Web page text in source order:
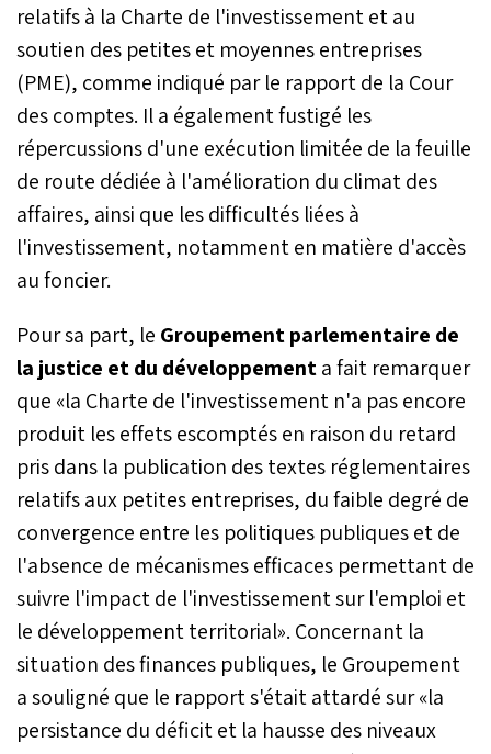
relatifs à la Charte de l'investissement et au
soutien des petites et moyennes entreprises
(PME), comme indiqué par le rapport de la Cour
des comptes. Il a également fustigé les
répercussions d'une exécution limitée de la feuille
de route dédiée à l'amélioration du climat des
affaires, ainsi que les difficultés liées à
l'investissement, notamment en matière d'accès
au foncier.
Pour sa part, le Groupement parlementaire de
la justice et du développementa fait remarquer
que «la Charte de l'investissement n'a pas encore
produit les effets escomptés en raison du retard
pris dans la publication des textes réglementaires
relatifs aux petites entreprises, du faible degré de
convergence entre les politiques publiques et de
l'absence de mécanismes efficaces permettant de
suivre l'impact de l'investissement sur l'emploi et
le développement territorial». Concernant la
situation des finances publiques, le Groupement
a souligné que le rapport s'était attardé sur «la
persistance du déficit et la hausse des niveaux